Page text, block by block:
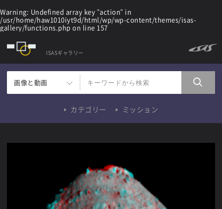
Warning: Undefined array key "action" in
/usr/home/haw1010iyt9d/html/wp/wp-content/themes/isas-
gallery/functions.php on line 157
ISASギャラリー
画像と動画
カテゴリー ミッション